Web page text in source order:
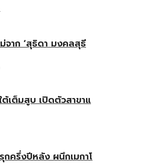
จาก ‘สุธิดา มงคลสุธี
ต้เต็มสูบ เปิดตัวสาขาแ
กครึ่งปีหลัง ผนึกเมกาโ